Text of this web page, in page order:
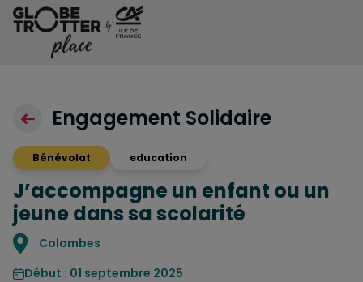
Aller au contenu
Engagement Solidaire
Bénévolat education
J’accompagne un enfant ou un
jeune dans sa scolarité
Localisation
Colombes
Début : 01 septembre 2025